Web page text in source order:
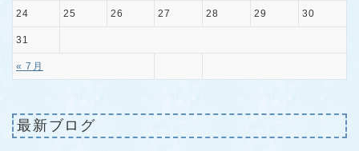
« 7月
24 25 26 27 28 29 30
31
最新ブログ